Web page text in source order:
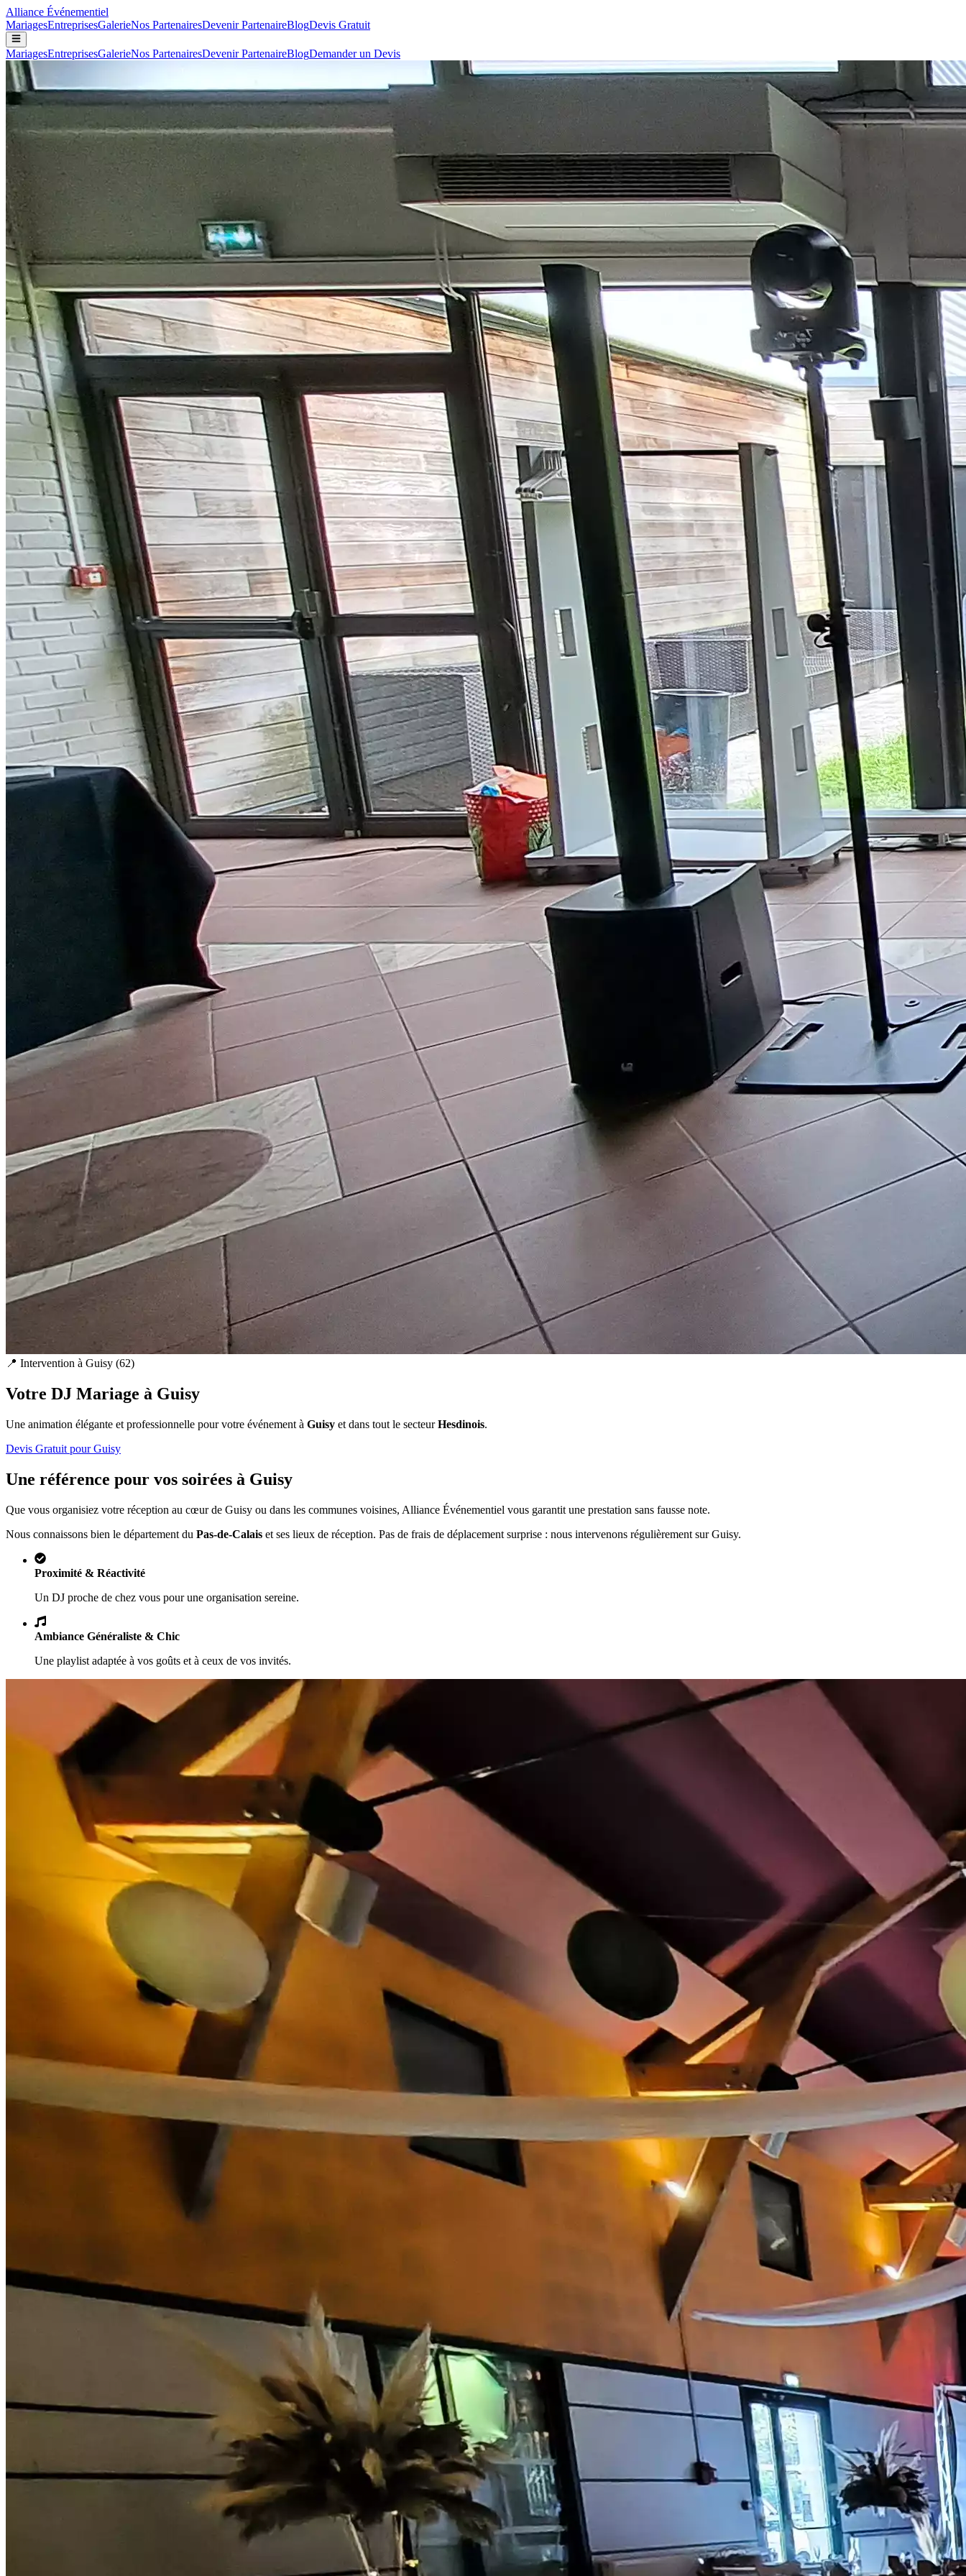
Alliance Événementiel
MariagesEntreprisesGalerieNos PartenairesDevenir PartenaireBlogDevis Gratuit
MariagesEntreprisesGalerieNos PartenairesDevenir PartenaireBlogDemander un Devis
📍 Intervention à Guisy (62)
Votre DJ Mariage à Guisy
Une animation élégante et professionnelle pour votre événement à Guisy et dans tout le secteurHesdinois.
Devis Gratuit pourGuisy
Une référence pour vos soirées à Guisy
Que vous organisiez votre réception au cœur de Guisy ou dans les communes voisines, Alliance Événementiel vous garantit une prestation sans fausse note.
Nous connaissons bien le département du Pas-de-Calais et ses lieux de réception. Pas de frais de déplacement surprise : nous intervenons régulièrement surGuisy.
Proximité & Réactivité
Un DJ proche de chez vous pour une organisation sereine.
Ambiance Généraliste & Chic
Une playlist adaptée à vos goûts et à ceux de vos invités.